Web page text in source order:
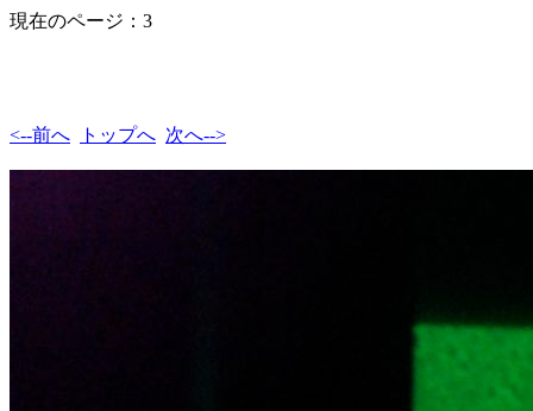
現在のページ：3
<--前へ トップへ 次へ-->